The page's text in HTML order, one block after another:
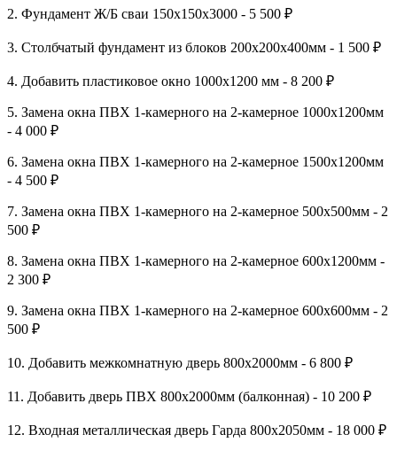
2. Фундамент Ж/Б сваи 150х150х3000 - 5 500 ₽
3. Столбчатый фундамент из блоков 200х200х400мм - 1 500 ₽
4. Добавить пластиковое окно 1000х1200 мм - 8 200 ₽
5. Замена окна ПВХ 1-камерного на 2-камерное 1000х1200мм
- 4 000 ₽
6. Замена окна ПВХ 1-камерного на 2-камерное 1500х1200мм
- 4 500 ₽
7. Замена окна ПВХ 1-камерного на 2-камерное 500х500мм - 2
500 ₽
8. Замена окна ПВХ 1-камерного на 2-камерное 600х1200мм -
2 300 ₽
9. Замена окна ПВХ 1-камерного на 2-камерное 600х600мм - 2
500 ₽
10. Добавить межкомнатную дверь 800х2000мм - 6 800 ₽
11. Добавить дверь ПВХ 800х2000мм (балконная) - 10 200 ₽
12. Входная металлическая дверь Гарда 800х2050мм - 18 000 ₽